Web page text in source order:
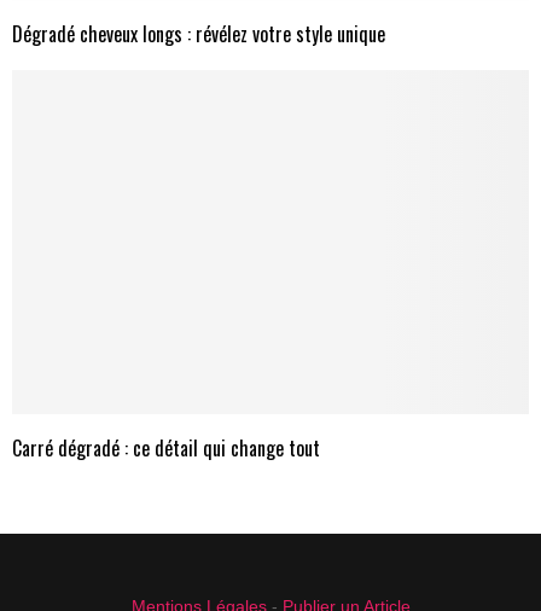
Dégradé cheveux longs : révélez votre style unique
Carré dégradé : ce détail qui change tout
Mentions Légales- Publier un Article